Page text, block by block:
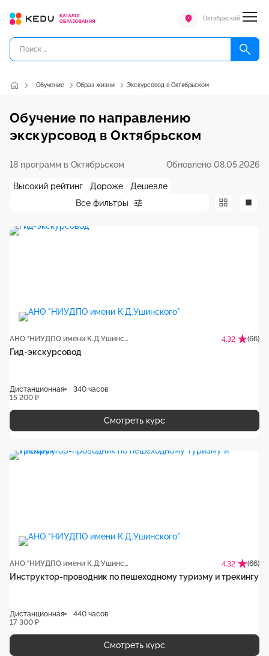
Октябрьский
Обучение Образ жизни Экскурсовод в Октябрьском
Обучение по направлению
экскурсовод в Октябрьском
18 программ в Октябрьском Обновлено 08.05.2026
Все фильтры
Высокий рейтинг Дороже Дешевле
АНО "НИУДПО имени К.Д.Ушинского" 4.32 (66)
Гид-экскурсовод
Дистанционная
340 часов
15 200 ₽
Смотреть курс
АНО "НИУДПО имени К.Д.Ушинского" 4.32 (66)
Инструктор-проводник по пешеходному туризму и трекингу
Дистанционная
440 часов
17 300 ₽
Смотреть курс